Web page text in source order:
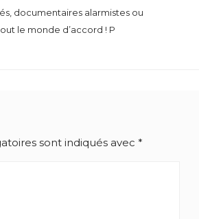
documentaires alarmistes ou
le monde d’accord ! P
sont indiqués avec *